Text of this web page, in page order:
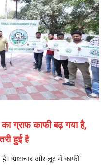
ग्राफ काफी बढ़ गया है,
हुई है
है। भ्रष्टाचार और लूट में काफी